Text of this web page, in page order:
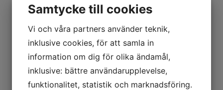
ABEL Gruppen Sverige AB startades
1979, och erbjuder elkonsulttjänster
inom industriell elektroteknik från
projektering och förstudie till besiktning
Samtycke till cookies
Vi och våra partners använder teknik,
inklusive cookies, för att samla in
information om dig för olika ändamål,
inklusive: bättre användarupplevelse,
funktionalitet, statistik och marknadsföring.